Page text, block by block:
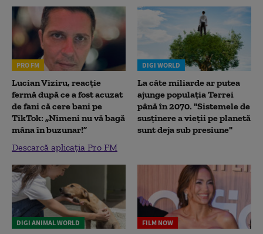
PRO FM
Lucian Viziru, reacție
fermă după ce a fost acuzat
de fani că cere bani pe
TikTok: „Nimeni nu vă bagă
mâna în buzunar!”
Descarcă aplicația Pro FM
DIGI WORLD
La câte miliarde ar putea
ajunge populația Terrei
până în 2070. "Sistemele de
susținere a vieții pe planetă
sunt deja sub presiune"
DIGI ANIMAL WORLD FILM NOW